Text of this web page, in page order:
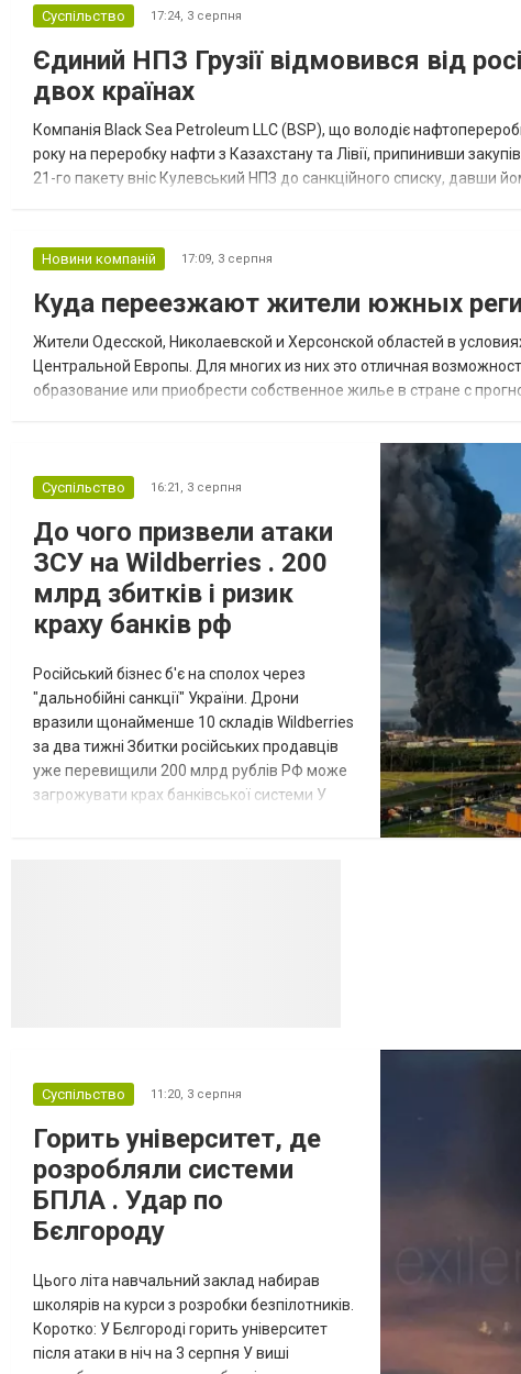
Суспільство 17:24, 3 серпня
Єдиний НПЗ Грузії відмовився від
двох країнах
Компанія Black Sea Petroleum LLC (BSP), що володіє
року на переробку нафти з Казахстану та Лівії, припинивши
21-го пакету вніс Кулевський НПЗ до санкційного списку, давши
Новини компаній 17:09, 3 серпня
Куда переезжают жители южных
Жители Одесской, Николаевской и Херсонской областей в
Центральной Европы. Для многих из них это отличная
образование или приобрести собственное жилье в стране с
Суспільство 16:21, 3 серпня
До чого призвели атаки
ЗСУ на Wildberries . 200
млрд збитків і ризик
краху банків рф
Російський бізнес б'є на сполох через
"дальнобійні санкції" України. Дрони
вразили щонайменше 10 складів Wildberries
за два тижні Збитки російських продавців
уже перевищили 200 млрд рублів РФ може
загрожувати крах банківської системи У
Суспільство 11:20, 3 серпня
Горить університет, де
розробляли системи
БПЛА . Удар по
Бєлгороду
Цього літа навчальний заклад набирав
школярів на курси з розробки безпілотників.
Коротко: У Бєлгороді горить університет
після атаки в ніч на 3 серпня У виші